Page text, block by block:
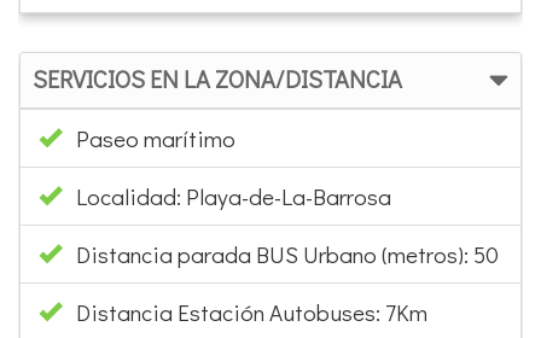
SERVICIOS EN LA ZONA/DISTANCIA
Paseo marítimo
Localidad: Playa-de-La-Barrosa
Distancia parada BUS Urbano (metros): 50
Distancia Estación Autobuses: 7Km